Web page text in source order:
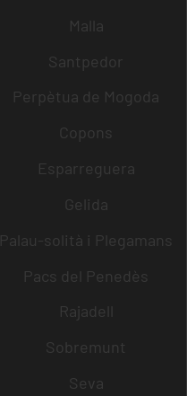
Malla
Santpedor
Perpètua de Mogoda
Copons
Esparreguera
Gelida
Palau-solità i Plegamans
Pacs del Penedès
Rajadell
Sobremunt
Seva